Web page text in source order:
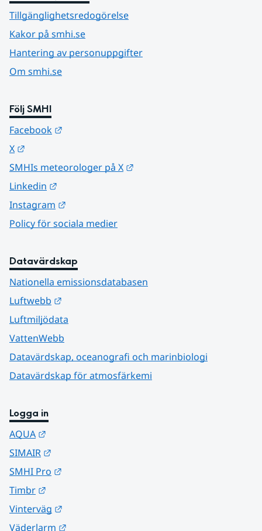
Tillgänglighetsredogörelse
Kakor på smhi.se
Hantering av personuppgifter
Om smhi.se
Följ SMHI
Facebook
X
SMHIs meteorologer på X
Linkedin
Instagram
Policy för sociala medier
Datavärdskap
Nationella emissionsdatabasen
Luftwebb
Luftmiljödata
VattenWebb
Datavärdskap, oceanografi och marinbiologi
Datavärdskap för atmosfärkemi
Logga in
AQUA
SIMAIR
SMHI Pro
Timbr
Vinterväg
Väderlarm